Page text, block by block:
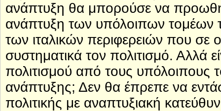
ανάπτυξη θα μπορούσε να
ανάπτυξη των υπόλοιπων τομέων
των ιταλικών περιφερειών που σε
συστηματικά τον πολιτισμό. Αλλά
πολιτισμού από τους υπόλοιπους
ανάπτυξης; Δεν θα έπρεπε να
πολιτικής με αναπτυξιακή